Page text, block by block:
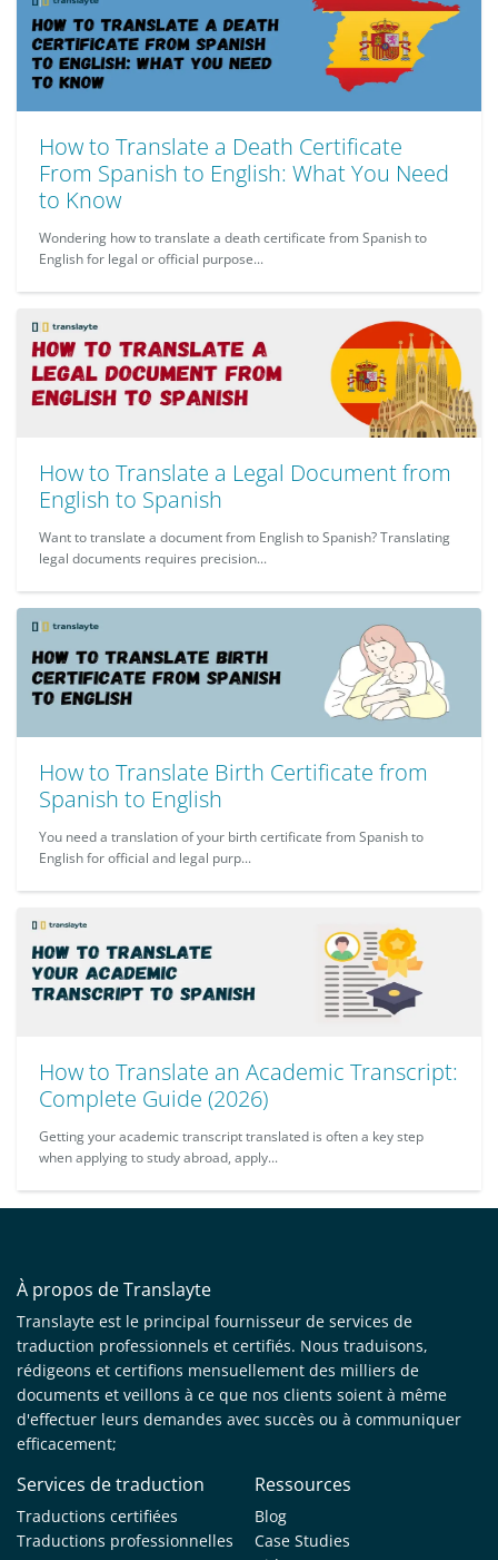
How to Translate a Death Certificate
From Spanish to English: What You Need
to Know
Wondering how to translate a death certificate from Spanish to
English for legal or official purpose...
How to Translate a Legal Document from
English to Spanish
Want to translate a document from English to Spanish? Translating
legal documents requires precision...
How to Translate Birth Certificate from
Spanish to English
You need a translation of your birth certificate from Spanish to
English for official and legal purp...
How to Translate an Academic Transcript:
Complete Guide (2026)
Getting your academic transcript translated is often a key step
when applying to study abroad, apply...
À propos de Translayte
Translayte est le principal fournisseur de services de
traduction professionnels et certifiés. Nous traduisons,
rédigeons et certifions mensuellement des milliers de
documents et veillons à ce que nos clients soient à même
d'effectuer leurs demandes avec succès ou à communiquer
efficacement;
Services de traduction
Traductions certifiées
Traductions professionnelles
Ressources
Blog
Case Studies